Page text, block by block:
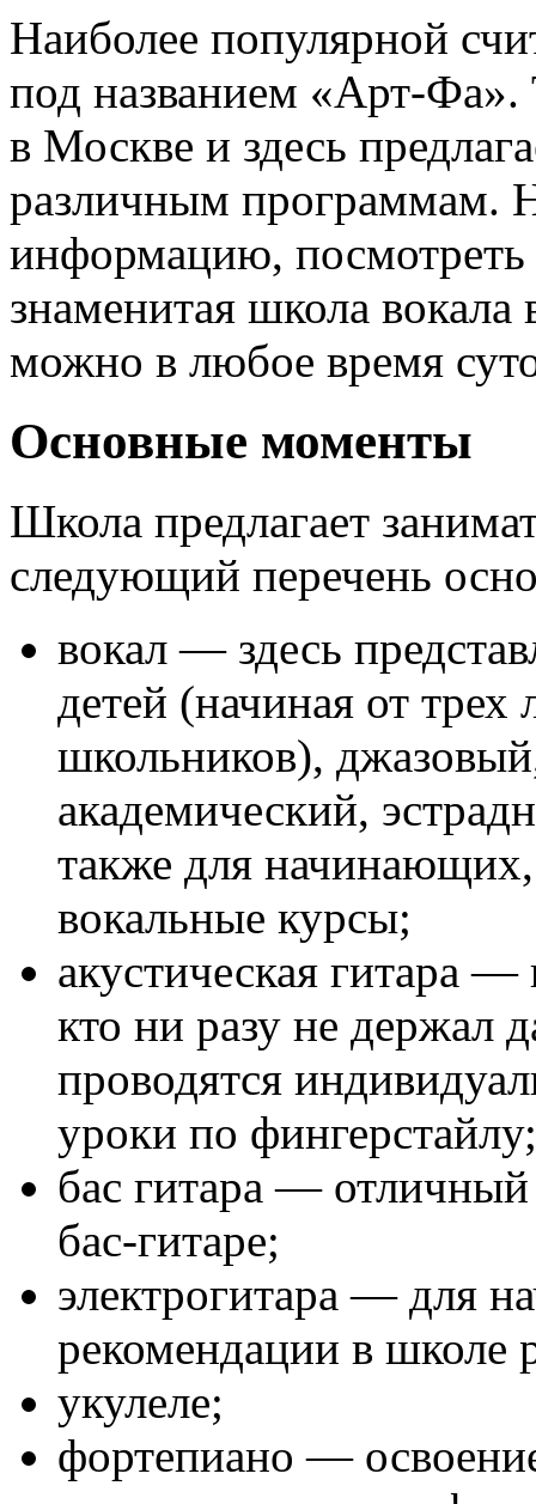
Наиболее популярной
под названием «Арт-Фа».
в Москве и здесь
различным программам.
информацию, посмотреть
знаменитая школа
можно в любое время
Основные моменты
Школа предлагает
следующий перечень
вокал — здесь
детей (начиная от трех
школьников),
академический,
также для
вокальные курсы;
акустическая гитара
кто ни разу не держал
проводятся
уроки по фингерстайлу;
бас гитара — отличный
бас-гитаре;
электрогитара — для
рекомендации в школе
укулеле;
фортепиано —